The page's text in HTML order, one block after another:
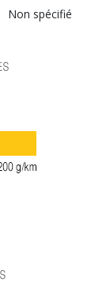
Non spécifié